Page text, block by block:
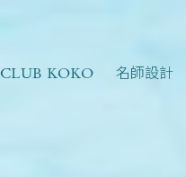
CLUB KOKO 名師設計